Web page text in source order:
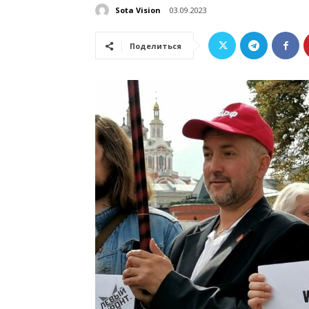
Sota Vision 03.09.2023
Поделиться